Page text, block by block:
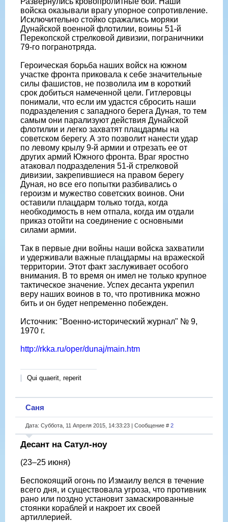
войска оказывали врагу упорное сопротивление.
Исключительно стойко сражались моряки
Дунайской военной флотилии, воины 51-й
Перекопской стрелковой дивизии, пограничники
79-го погранотряда.
Героическая борьба наших войск на южном
участке фронта приковала к себе значительные
силы фашистов, не позволила им в короткий
срок добиться намеченной цели. Гитлеровцы
понимали, что если им удастся сбросить наши
подразделения с западного берега Дуная, то тем
самым они парализуют действия Дунайской
флотилии и легко захватят плацдармы на
советском берегу. А это позволит нанести удар
по левому крылу 9-й армии и отрезать ее от
других армий Южного фронта. Враг яростно
атаковал подразделения 51-й стрелковой
дивизии, закрепившиеся на правом берегу
Дуная, но все его попытки разбивались о
героизм и мужество советских воинов. Они
оставили плацдарм только тогда, когда
необходимость в нем отпала, когда им отдали
приказ отойти на соединение с основными
силами армии.
Так в первые дни войны наши войска захватили
и удерживали важные плацдармы на вражеской
территории. Этот факт заслуживает особого
внимания. В то время он имел не только крупное
тактическое значение. Успех десанта укрепил
веру наших воинов в то, что противника можно
бить и он будет непременно побежден.
Источник: "Военно-исторический журнал" № 9,
1970 г.
http://rkka.ru/oper/dunaj/main.htm
Qui quaerit, reperit
Саня
Дата: Суббота, 11 Апреля 2015, 14:33:23 | Сообщение # 2
Десант на Сатул-ноу
(23–25 июня)
Беспокоящий огонь по Измаилу велся в течение
всего дня, и существовала угроза, что противник
рано или поздно установит замаскированные
стоянки кораблей и накроет их своей
артиллерией.